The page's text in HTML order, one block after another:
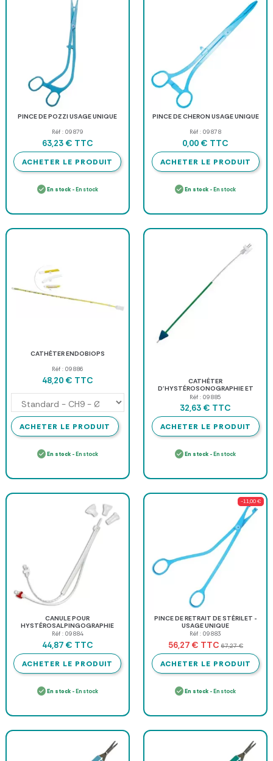
PINCE DE POZZI USAGE UNIQUE
Réf : 09879
63,23 € TTC
ACHETER LE PRODUIT
En stock- En stock
PINCE DE CHERON USAGE UNIQUE
Réf : 09878
0,00 € TTC
ACHETER LE PRODUIT
En stock - En stock
CATHÉTER ENDOBIOPS
Réf : 09886
48,20 € TTC
ACHETER LE PRODUIT
En stock- En stock
CATHÉTER
D'HYSTÉROSONOGRAPHIE ET
HYSTÉROGRAPHIE "HYSTERO"
Réf : 09885
32,63 € TTC
ACHETER LE PRODUIT
En stock - En stock
CANULE POUR
HYSTÉROSALPINGOGRAPHIE
Réf : 09884
44,87 € TTC
ACHETER LE PRODUIT
En stock- En stock
-11,00 €
PINCE DE RETRAIT DE STÉRILET -
USAGE UNIQUE
Réf : 09883
56,27 € TTC 67,27 €
ACHETER LE PRODUIT
En stock - En stock